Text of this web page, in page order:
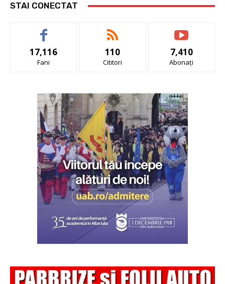
STAI CONECTAT
17,116
Fani
110
Cititori
7,410
Abonați